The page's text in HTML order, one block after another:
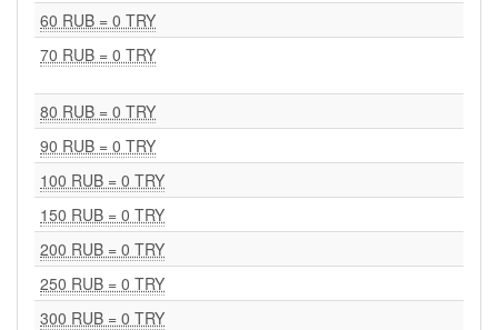
60 RUB = 0 TRY
70 RUB = 0 TRY
80 RUB = 0 TRY
90 RUB = 0 TRY
100 RUB = 0 TRY
150 RUB = 0 TRY
200 RUB = 0 TRY
250 RUB = 0 TRY
300 RUB = 0 TRY